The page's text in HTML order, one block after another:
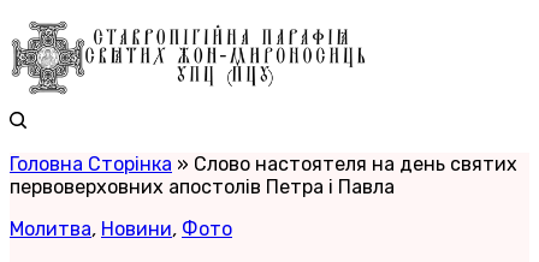
Головна Сторінка » Слово настоятеля на день святих
первоверховних апостолів Петра і Павла
Молитва, Новини, Фото